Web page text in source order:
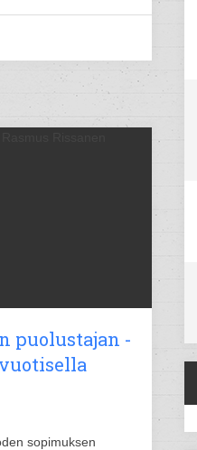
puolustajan -
sopimuksen